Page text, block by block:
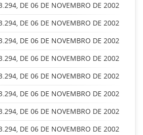
DE 06 DE NOVEMBRO DE 2002
DE 06 DE NOVEMBRO DE 2002
DE 06 DE NOVEMBRO DE 2002
DE 06 DE NOVEMBRO DE 2002
DE 06 DE NOVEMBRO DE 2002
DE 06 DE NOVEMBRO DE 2002
DE 06 DE NOVEMBRO DE 2002
DE 06 DE NOVEMBRO DE 2002